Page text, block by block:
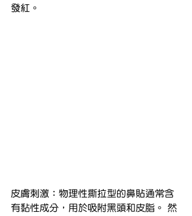
發紅。
皮膚刺激：物理性撕拉型的鼻貼通常含
有黏性成分，用於吸附黑頭和皮脂。 然